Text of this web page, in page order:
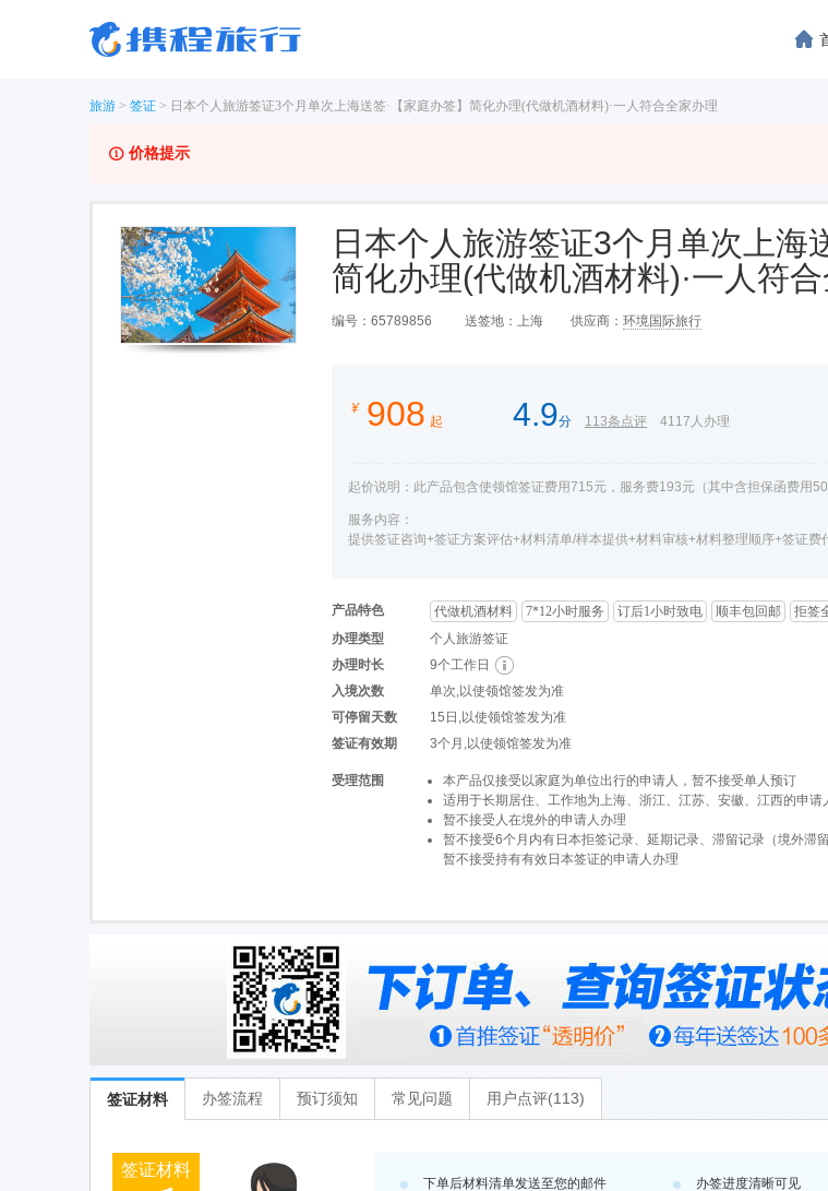
旅游 > 签证 > 日本个人旅游签证3个月单次上海送签·【家庭办签】简化办理(代做机酒材料)·一人符合全家办理
价格提示
日本个人旅游签证3个月单次上海
简化办理(代做机酒材料)·一人符
编号： 65789856 送签地 ： 上海 供应商： 环境国际旅行
¥ 908 起 4.9分 113条点评 4117 人办理
起价说明： 此产品包含使领馆签证费用715元，服务费193元（其中含担保函费用50
服务内容：
提供签证咨询+签证方案评估+材料清单/样本提供+材料审核+材料整理顺序+签证费
产品特色 代做机酒材料 7*12小时服务 订后1小时致电 顺丰包回邮
拒签
办理类型
个人旅游签证
办理时长
9个工作日
入境次数
单次,以使领馆签发为准
可停留天数
15日,以使领馆签发为准
签证有效期
3个月,以使领馆签发为准
受理范围
本产品仅接受以家庭为单位出行的申请人，暂不接受单人预订
适用于长期居住、工作地为上海、浙江、江苏、安徽、江西的申请
暂不接受人在境外的申请人办理
暂不接受6个月内有日本拒签记录、延期记录、滞留记录（境外滞
暂不接受持有有效日本签证的申请人办理
签证材料 办签流程 预订须知 常见问题 用户点评(113)
签证材料
下单后材料清单发送至您的邮件
办签进度清晰可见